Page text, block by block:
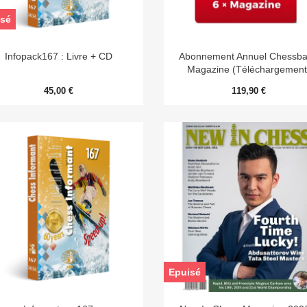
Aperçu rapide
Infopack167 : Livre + CD
45,00 €
Aperçu rapide
Abonnement Annuel
Magazine
119,90 €
Epuisé